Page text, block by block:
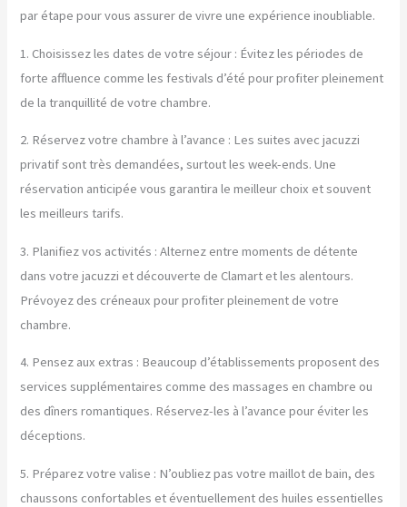
par étape pour vous assurer de vivre une expérience inoubliable.
1. Choisissez les dates de votre séjour : Évitez les périodes de
forte affluence comme les festivals d’été pour profiter pleinement
de la tranquillité de votre chambre.
2. Réservez votre chambre à l’avance : Les suites avec jacuzzi
privatif sont très demandées, surtout les week-ends. Une
réservation anticipée vous garantira le meilleur choix et souvent
les meilleurs tarifs.
3. Planifiez vos activités : Alternez entre moments de détente
dans votre jacuzzi et découverte de Clamart et les alentours.
Prévoyez des créneaux pour profiter pleinement de votre
chambre.
4. Pensez aux extras : Beaucoup d’établissements proposent des
services supplémentaires comme des massages en chambre ou
des dîners romantiques. Réservez-les à l’avance pour éviter les
déceptions.
5. Préparez votre valise : N’oubliez pas votre maillot de bain, des
chaussons confortables et éventuellement des huiles essentielles